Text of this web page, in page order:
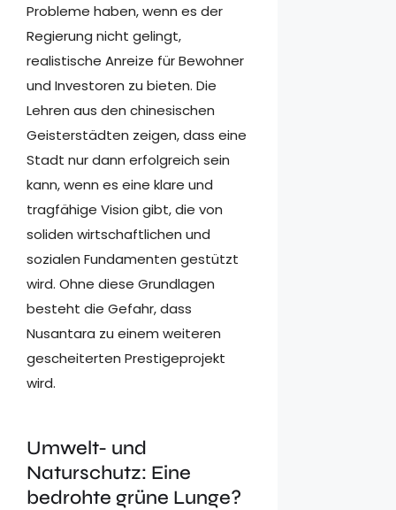
Probleme haben, wenn es der
Regierung nicht gelingt,
realistische Anreize für Bewohner
und Investoren zu bieten. Die
Lehren aus den chinesischen
Geisterstädten zeigen, dass eine
Stadt nur dann erfolgreich sein
kann, wenn es eine klare und
tragfähige Vision gibt, die von
soliden wirtschaftlichen und
sozialen Fundamenten gestützt
wird. Ohne diese Grundlagen
besteht die Gefahr, dass
Nusantara zu einem weiteren
gescheiterten Prestigeprojekt
wird.
Umwelt- und
Naturschutz: Eine
bedrohte grüne Lunge?